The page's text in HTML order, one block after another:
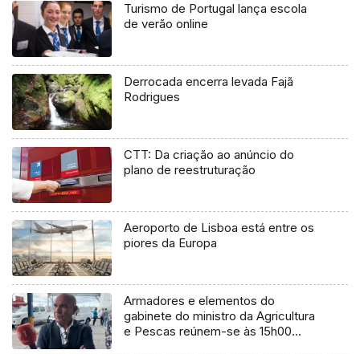
Turismo de Portugal lança escola
de verão online
Derrocada encerra levada Fajã
Rodrigues
CTT: Da criação ao anúncio do
plano de reestruturação
Aeroporto de Lisboa está entre os
piores da Europa
Armadores e elementos do
gabinete do ministro da Agricultura
e Pescas reúnem-se às 15h00